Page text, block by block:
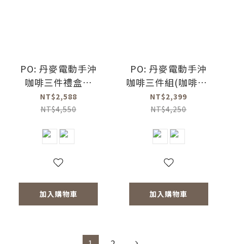
PO: 丹麥電動手沖
咖啡三件禮盒組
2.0(咖啡壺-共2色/
玻璃杯350ml-共4
NT$2,588
NT$4,550
加入購物車
PO: 丹麥電動手沖
咖啡三件組(咖啡壺-
共2色/玻璃杯
350ml-共4色/電動
NT$2,399
NT$4,250
加入購物車